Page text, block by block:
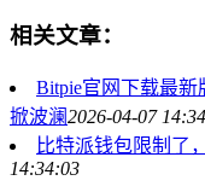
相关文章：
Bitpie官网下载最
掀波澜2026-04-07
比特派钱包限制了
14:34:03